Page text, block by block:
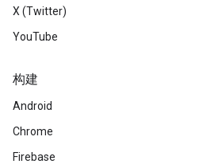
X (Twitter)
YouTube
构建
Android
Chrome
Firebase